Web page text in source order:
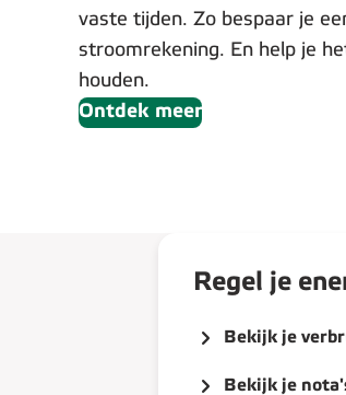
vaste tijden. Zo bespaar je
stroomrekening. En help je
houden.
Ontdek meer
Regel je
Bekijk je
Bekijk je